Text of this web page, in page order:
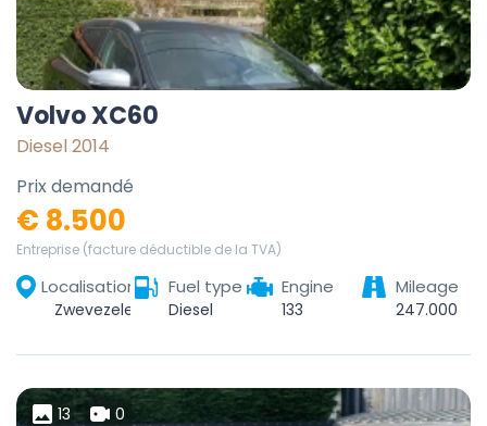
Volvo XC60
Diesel 2014
Prix demandé
€ 8.500
Entreprise (facture déductible de la TVA)
Localisation Fuel type
Diesel
Engine
133
Mileage
247.000
13 0